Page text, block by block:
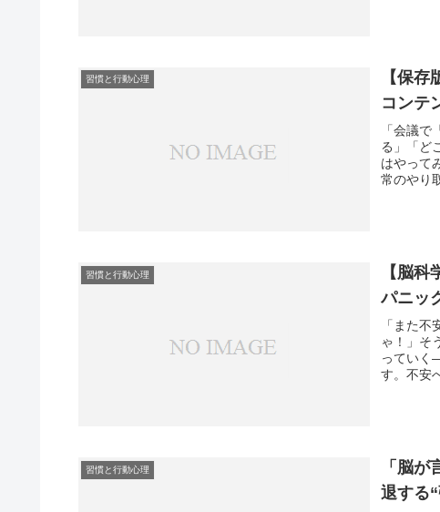
習慣と行動心理
【保
コンテ
「会議
る」「ど
はやって
常のやり
習慣と行動心理
【脳
パニッ
「また
ゃ！」そ
っていく
す。不安
習慣と行動心理
「脳
退する